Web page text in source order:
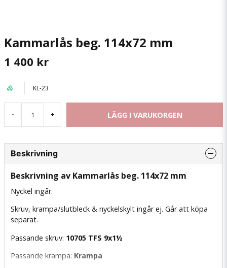
Kammarlås beg. 114x72 mm
1 400 kr
KL-23
- + LÄGG I VARUKORGEN
Beskrivning
Beskrivning av Kammarlås beg. 114x72 mm
Nyckel ingår.
Skruv, krampa/slutbleck & nyckelskylt ingår ej. Går att köpa
separat.
Passande skruv: 10705 TFS 9x1½
Passande krampa: Krampa